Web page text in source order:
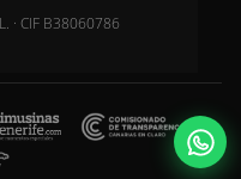
· CIF B38060786